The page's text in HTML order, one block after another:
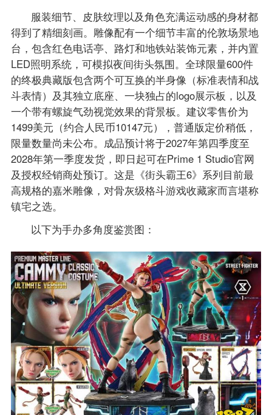
服装细节、皮肤纹理以及角色充满运动感的身材都
得到了精细刻画。雕像配有一个细节丰富的伦敦场景地
台，包含红色电话亭、路灯和地铁站装饰元素，并内置
LED照明系统，可模拟夜间街头氛围。全球限量600件
的终极典藏版包含两个可互换的半身像（标准表情和战
斗表情）及其独立底座、一块独占的logo展示板，以及
一个带有螺旋气劲视觉效果的背景板。建议零售价为
1499美元（约合人民币10147元），普通版定价稍低，
限量数量尚未公布。成品预计将于2027年第四季度至
2028年第一季度发货，即日起可在Prime 1 Studio官网
及授权经销商处预订。这是《街头霸王6》系列目前最
高规格的嘉米雕像，对骨灰级格斗游戏收藏家而言堪称
镇宅之选。
以下为手办多角度鉴赏图：